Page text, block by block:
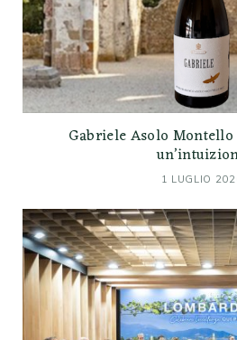
Gabriele Asolo
1 LUGLIO